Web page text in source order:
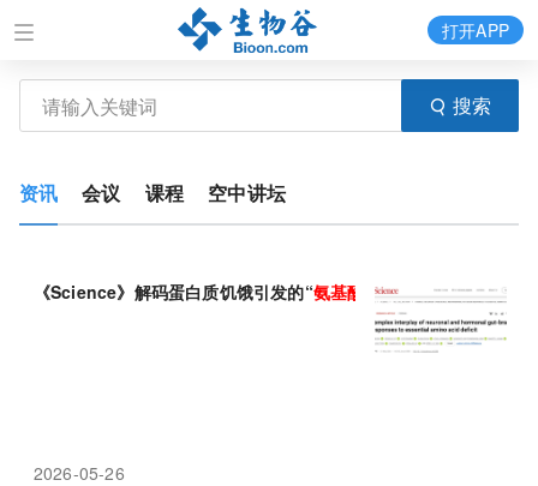
搜索
打开APP
资讯 会议 课程 空中讲坛
《Science》解码蛋白质饥饿引发的“氨基酸 食欲”
2026-05-26